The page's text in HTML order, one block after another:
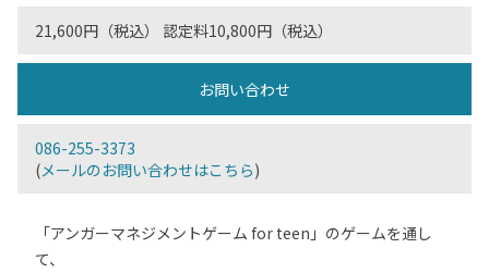
21,600円（税込） 認定料10,800円（税込）
お問い合わせ
086-255-3373
(メールのお問い合わせはこちら)
「アンガーマネジメントゲーム for teen」のゲームを通し
て、